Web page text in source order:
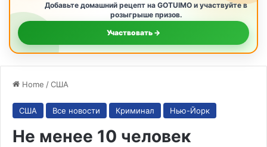
Добавьте домашний рецепт на GOTUIMO и участвуйте в
розыгрыше призов.
Участвовать →
Home /США
США Все новости Криминал Нью-Йорк
Не менее 10 человек